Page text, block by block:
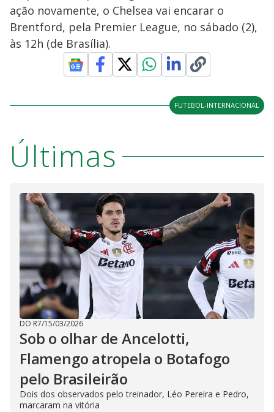
ação novamente, o Chelsea vai encarar o
Brentford, pela Premier League, no sábado (2),
às 12h (de Brasília).
FUTEBOL-INTERNACIONAL
Últimas
DO R7/15/03/2026
Sob o olhar de Ancelotti,
Flamengo atropela o Botafogo
pelo Brasileirão
Dois dos observados pelo treinador, Léo Pereira e Pedro,
marcaram na vitória